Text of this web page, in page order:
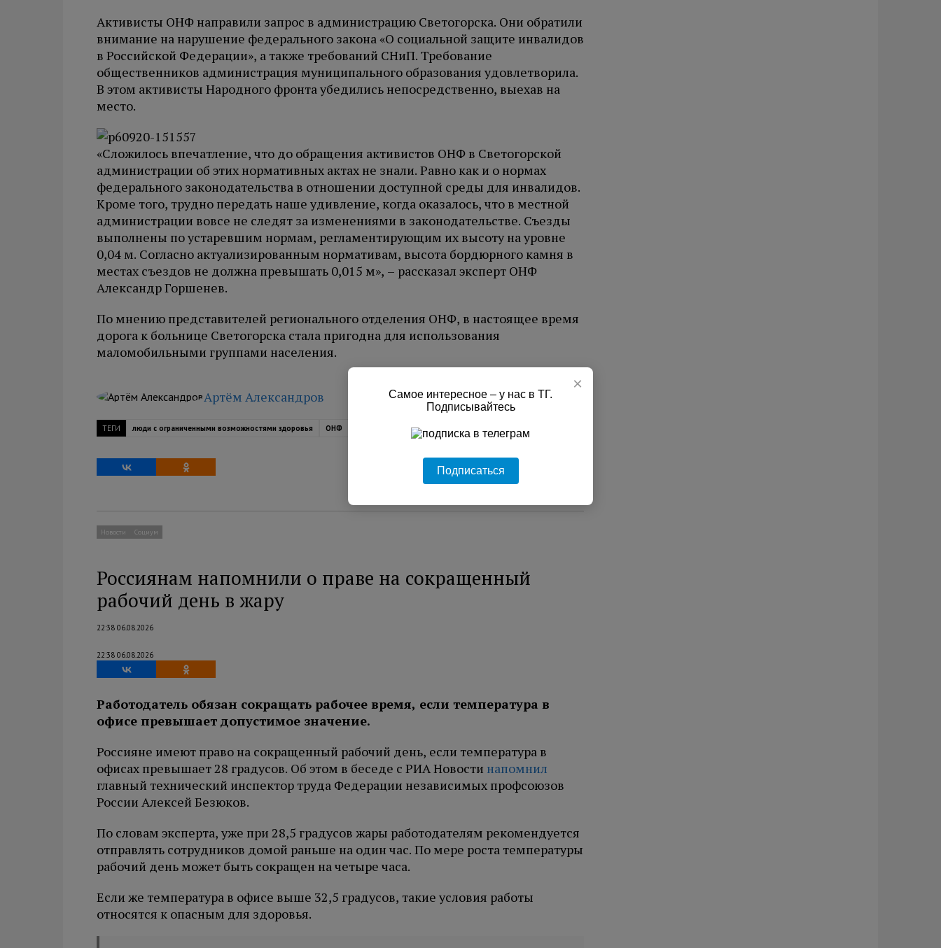
Активисты ОНФ направили запрос в администрацию Светогорска. Они обратили
внимание на нарушение федерального закона «О социальной защите инвалидов
в Российской Федерации», а также требований СНиП. Требование
общественников администрация муниципального образования удовлетворила.
В этом активисты Народного фронта убедились непосредственно, выехав на
место.
«Сложилось впечатление, что до обращения активистов ОНФ в Светогорской
администрации об этих нормативных актах не знали. Равно как и о нормах
федерального законодательства в отношении доступной среды для инвалидов.
Кроме того, трудно передать наше удивление, когда оказалось, что в местной
администрации вовсе не следят за изменениями в законодательстве. Съезды
выполнены по устаревшим нормам, регламентирующим их высоту на уровне
0,04 м. Согласно актуализированным нормативам, высота бордюрного камня в
местах съездов не должна превышать 0,015 м», – рассказал эксперт ОНФ
Александр Горшенев.
По мнению представителей регионального отделения ОНФ, в настоящее время
дорога к больнице Светогорска стала пригодна для использования
маломобильными группами населения.
Артём Александров
ТЕГИ люди с ограниченными возможностями здоровья ОНФ
Новости Социум
Россиянам напомнили о праве на сокращенный
рабочий день в жару
22:38 06.08.2026
22:38 06.08.2026
Работодатель обязан сокращать рабочее время, если температура в
офисе превышает допустимое значение.
Россияне имеют право на сокращенный рабочий день, если температура в
офисах превышает 28 градусов. Об этом в беседе с РИА Новости напомнил
главный технический инспектор труда Федерации независимых профсоюзов
России Алексей Безюков.
По словам эксперта, уже при 28,5 градусов жары работодателям рекомендуется
отправлять сотрудников домой раньше на один час. По мере роста температуры
рабочий день может быть сокращен на четыре часа.
Если же температура в офисе выше 32,5 градусов, такие условия работы
относятся к опасным для здоровья.
×
Самое интересное – у нас в ТГ.
Подписывайтесь
Подписаться